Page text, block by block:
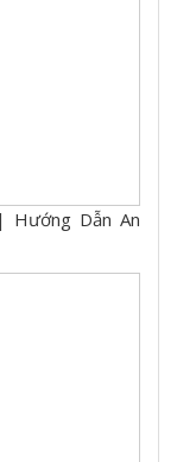
Hướng Dẫn An